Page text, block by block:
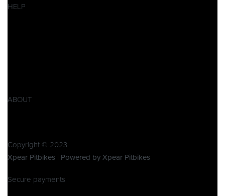
HELP
ABOUT
Copyright © 2023
Xpear Pitbikes | Powered by Xpear Pitbikes
Secure payments